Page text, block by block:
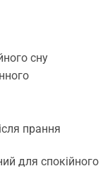
сну
прання
для спокійного